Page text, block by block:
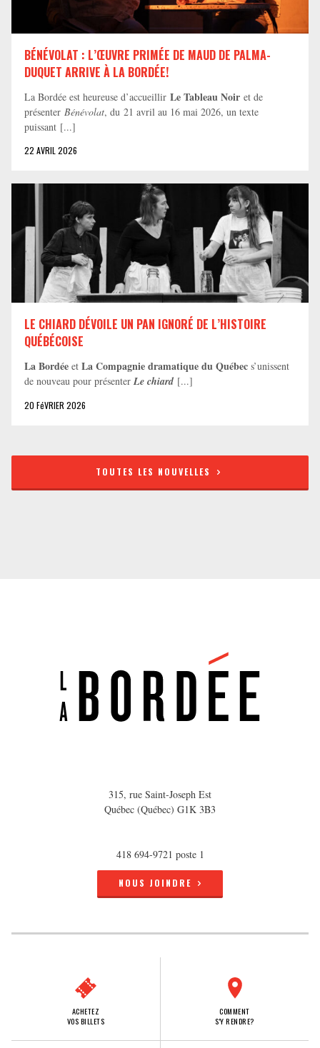
BÉNÉVOLAT : L’ŒUVRE PRIMÉE DE MAUD DE PALMA-
DUQUET ARRIVE À LA BORDÉE!
La Bordée est heureuse d’accueillir Le Tableau Noir et de
présenter Bénévolat, du 21 avril au 16 mai 2026, un texte
puissant [...]
22 AVRIL 2026
LE CHIARD DÉVOILE UN PAN IGNORÉ DE L’HISTOIRE
QUÉBÉCOISE
La Bordée et La Compagnie dramatique du Québec s’unissent
de nouveau pour présenter Le chiard [...]
20 FéVRIER 2026
TOUTES LES NOUVELLES
315, rue Saint-Joseph Est
Québec (Québec) G1K 3B3
418 694-9721 poste 1
NOUS JOINDRE
ACHETEZ
VOS BILLETS
COMMENT
S'Y RENDRE?